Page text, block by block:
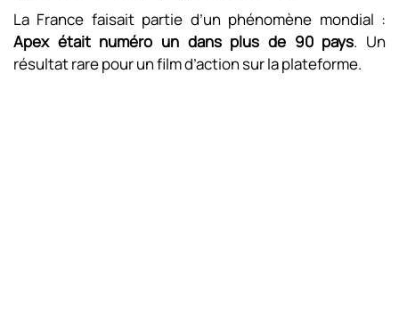
La France faisait partie d’un phénomène mondial :
Apex était numéro un dans plus de 90 pays. Un
résultat rare pour un film d’action sur la plateforme.